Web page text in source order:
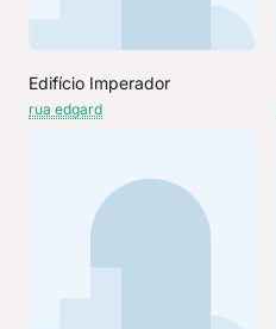
Edifício Imperador
rua edgard